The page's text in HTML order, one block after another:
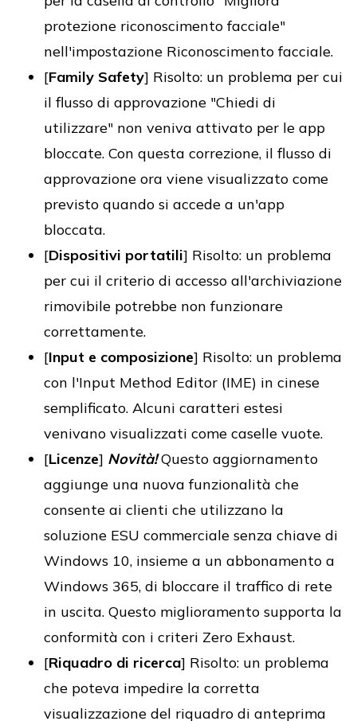
protezione riconoscimento facciale"
nell'impostazione Riconoscimento facciale.
[Family Safety] Risolto: un problema per cui
il flusso di approvazione "Chiedi di
utilizzare" non veniva attivato per le app
bloccate. Con questa correzione, il flusso di
approvazione ora viene visualizzato come
previsto quando si accede a un'app
bloccata.
[Dispositivi portatili] Risolto: un problema
per cui il criterio di accesso all'archiviazione
rimovibile potrebbe non funzionare
correttamente.
[Input e composizione] Risolto: un problema
con l'Input Method Editor (IME) in cinese
semplificato. Alcuni caratteri estesi
venivano visualizzati come caselle vuote.
[Licenze] Novità!Questo aggiornamento
aggiunge una nuova funzionalità che
consente ai clienti che utilizzano la
soluzione ESU commerciale senza chiave di
Windows 10, insieme a un abbonamento a
Windows 365, di bloccare il traffico di rete
in uscita. Questo miglioramento supporta la
conformità con i criteri Zero Exhaust.
[Riquadro di ricerca] Risolto: un problema
che poteva impedire la corretta
visualizzazione del riquadro di anteprima